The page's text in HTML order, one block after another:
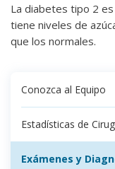
La diabetes tipo 2
tiene niveles de
que los normales.
Conozca al Equipo
Estadísticas de
Exámenes y